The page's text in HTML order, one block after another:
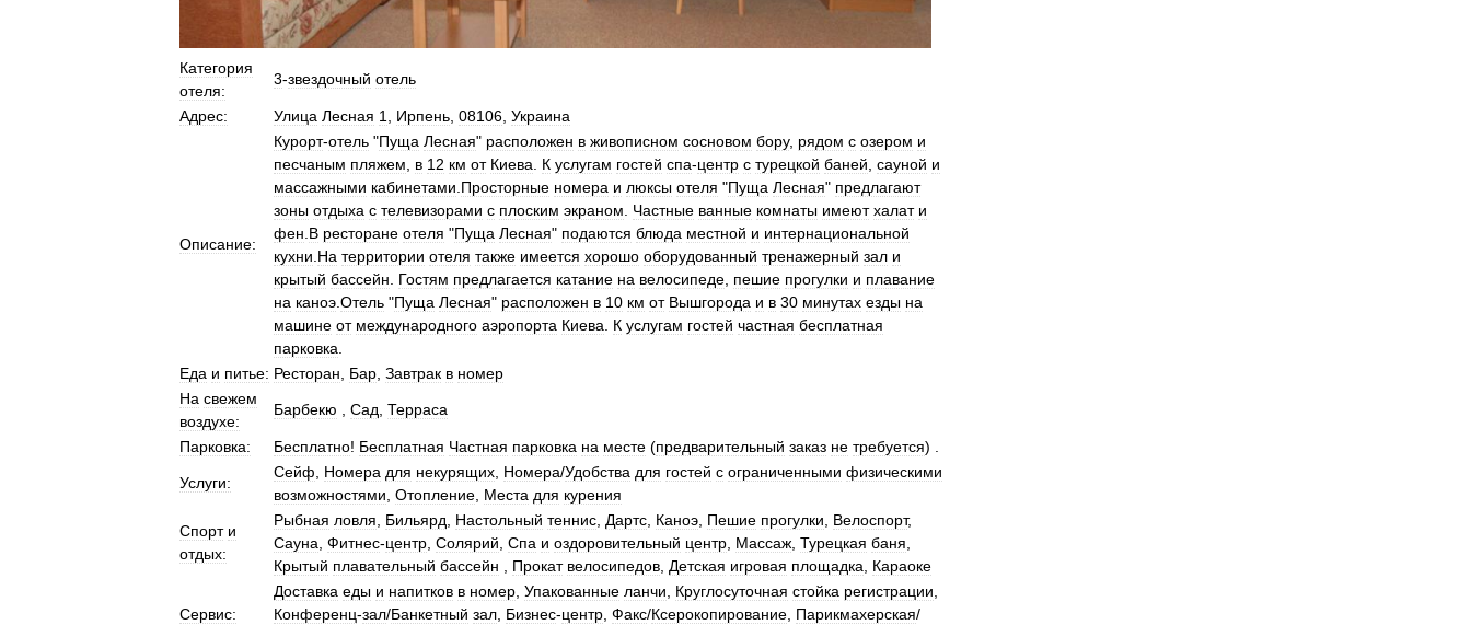
Категория
отеля:
3-звездочный отель
Адрес: Улица Лесная 1 Ирпень 08106 Украина
Описание:
Курорт-отель "Пуща Лесная" расположен в живописном сосновом бору, рядом с озером и
песчаным пляжем в 12 км от Киева К услугам гостей спа-центр с турецкой баней сауной и
массажными кабинетами Просторные номера и люксы отеля "Пуща Лесная" предлагают
зоны отдыха с телевизорами с плоским экраном Частные ванные комнаты имеют халат и
фен В ресторане отеля "Пуща Лесная" подаются блюда местной и интернациональной
кухни На территории отеля также имеется хорошо оборудованный тренажерный зал и
крытый бассейн Гостям предлагается катание на велосипеде пешие прогулки и плавание
на каноэ Отель "Пуща Лесная" расположен в 10 км от Вышгорода и в 30 минутах езды на
машине от международного аэропорта Киева К услугам гостей частная бесплатная
парковка
Еда и питье: Ресторан Бар Завтрак в номер
На свежем
воздухе:
Барбекю Сад Терраса
Парковка: Бесплатно! Бесплатная Частная парковка на месте (предварительный заказ не требуется) .
Услуги:
Сейф Номера для некурящих Номера/Удобства для гостей с ограниченными физическими
возможностями Отопление Места для курения
Спорт и
отдых:
Рыбная ловля Бильярд Настольный теннис Дартс Каноэ Пешие прогулки Велоспорт,
Сауна Фитнес-центр Солярий Спа и оздоровительный центр Массаж Турецкая баня
Крытый плавательный бассейн Прокат велосипедов Детская игровая площадка Караоке
Сервис:
Доставка еды и напитков в номер Упакованные ланчи Круглосуточная стойка регистрации
Конференц-зал/Банкетный зал Бизнес-центр Факс/Ксерокопирование Парикмахерская/